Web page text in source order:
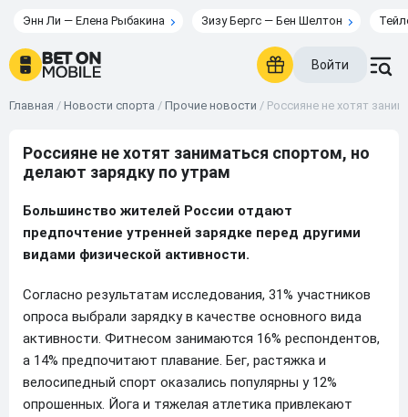
Энн Ли — Елена Рыбакина Зизу Бергс — Бен Шелтон
Войти
Главная / Новости спорта / Прочие новости / Россияне не хотят
Россияне не хотят заниматься спортом, но
делают зарядку по утрам
Большинство жителей России отдают
предпочтение утренней зарядке перед другими
видами физической активности.
Согласно результатам исследования, 31% участников
опроса выбрали зарядку в качестве основного вида
активности. Фитнесом занимаются 16% респондентов,
а 14% предпочитают плавание. Бег, растяжка и
велосипедный спорт оказались популярны у 12%
опрошенных. Йога и тяжелая атлетика привлекают